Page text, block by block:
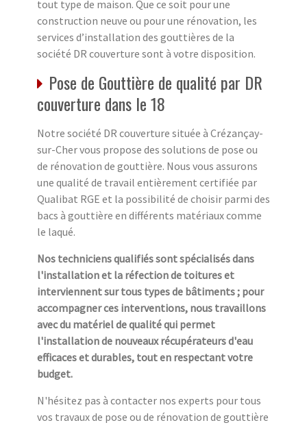
tout type de maison. Que ce soit pour une
construction neuve ou pour une rénovation, les
services d’installation des gouttières de la
société DR couverture sont à votre disposition.
Pose de Gouttière de qualité par DR
couverture dans le 18
Notre société DR couverture située à Crézançay-
sur-Cher vous propose des solutions de pose ou
de rénovation de gouttière. Nous vous assurons
une qualité de travail entièrement certifiée par
Qualibat RGE et la possibilité de choisir parmi des
bacs à gouttière en différents matériaux comme
le laqué.
Nos techniciens qualifiés sont spécialisés dans
l'installation et la réfection de toitures et
interviennent sur tous types de bâtiments ; pour
accompagner ces interventions, nous travaillons
avec du matériel de qualité qui permet
l'installation de nouveaux récupérateurs d'eau
efficaces et durables, tout en respectant votre
budget.
N'hésitez pas à contacter nos experts pour tous
vos travaux de pose ou de rénovation de gouttière